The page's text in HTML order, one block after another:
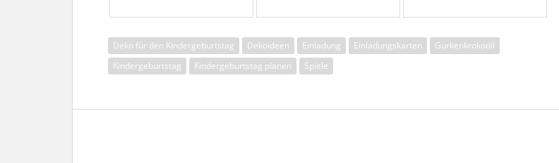
Deko für den Kindergeburtstag Dekoideen Einladung Einladungskarten
Gurkenkrokodil
Kindergeburtstag
Kindergeburtstag planen Spiele